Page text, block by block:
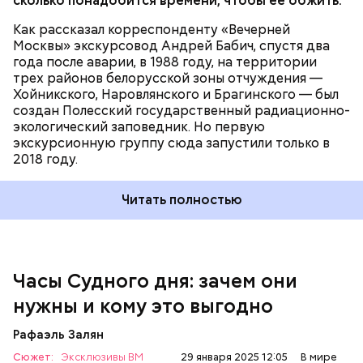
Как рассказал корреспонденту «Вечерней
Москвы» экскурсовод Андрей Бабич, спустя два
года после аварии, в 1988 году, на территории
трех районов белорусской зоны отчуждения —
Хойникского, Наровлянского и Брагинского — был
создан Полесский государственный радиационно-
экологический заповедник. Но первую
экскурсионную группу сюда запустили только в
2018 году.
Читать полностью
Часы Судного дня: зачем они
нужны и кому это выгодно
Рафаэль Залян
Сюжет: Эксклюзивы ВМ 29 января 2025 12:05 В мире
— Поскольку мы стоим на пороге второго
ядерного века и периода беспрецедентного
изменения климата, ученые вновь несут особую
ответственность за информирование
общественности и консультирование лидеров об
опасностях, с которыми сталкивается
Каждый год — в зависимости от того, какие
события происходят в мире, — ученые,
нобелевские лауреаты и специалисты по ядерной
переводе стрелки. Например, в 2017-м причиной
перевода на полминуты вперед послужили как
выбросов углекислого газа, так и усиление
национализма во всем мире и отрицание
изменения климата.